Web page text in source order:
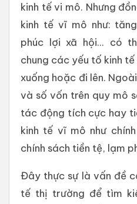
kinh tế vi mô. Nhưng
kinh tế vĩ mô như:
phúc lợi xã hội... có
chung các yếu tố kinh
xuống hoặc đi lên.
và số vốn trên quy mô
tác động tích cực hay
kinh tế vĩ mô như
chính sách tiền tệ, lạm
Đây thực sự là vấn đề
tế thị trường để tìm